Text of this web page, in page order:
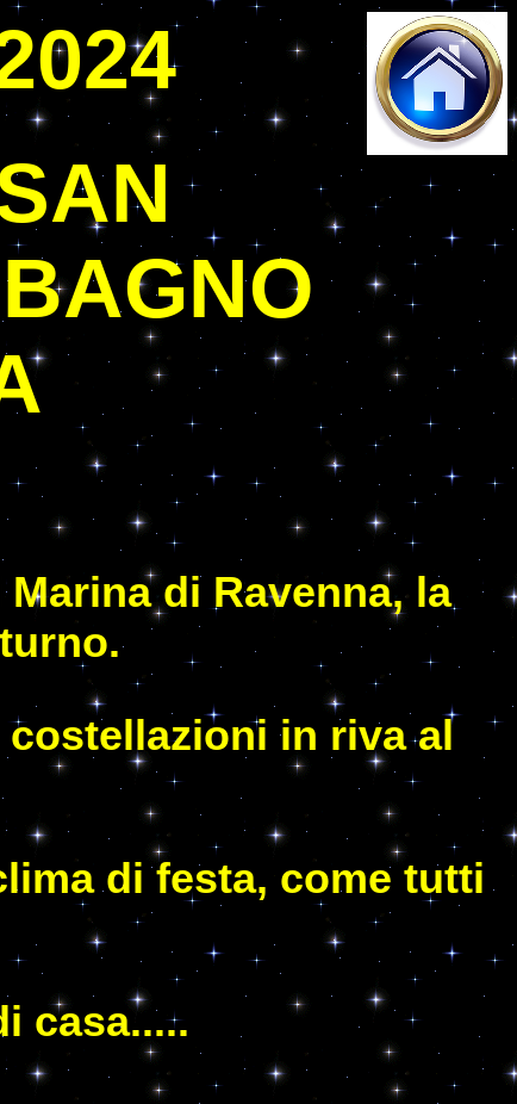
di Ravenna, la
in riva al
di festa, come tutti
casa.....